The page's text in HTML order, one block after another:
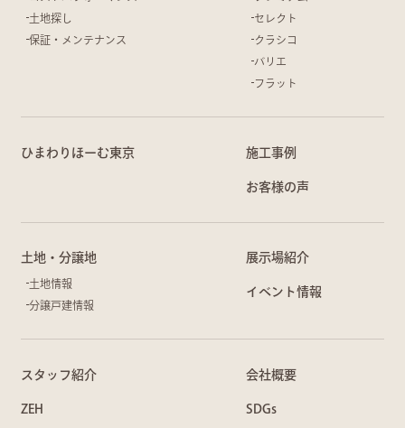
土地探し
保証・メンテナンス
セレクト
クラシコ
バリエ
フラット
ひまわりほーむ東京 施工事例
お客様の声
土地・分譲地
土地情報
分譲戸建情報
展示場紹介
イベント情報
スタッフ紹介 会社概要
ZEH SDGs